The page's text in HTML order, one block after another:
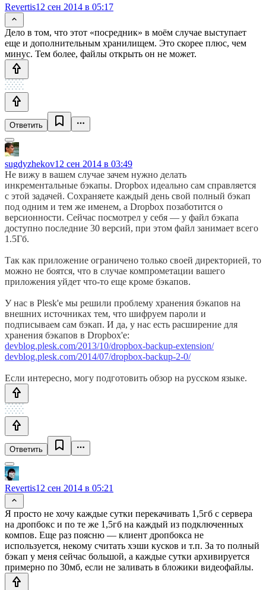
Revertis12 сен 2014 в 05:17
Дело в том, что этот «посредник» в моём случае выступает
еще и дополнительным хранилищем. Это скорее плюс, чем
минус. Тем более, файлы открыть он не может.
Ответить
sugdyzhekov12 сен 2014 в 03:49
Не вижу в вашем случае зачем нужно делать
инкрементальные бэкапы. Dropbox идеально сам справляется
с этой задачей. Сохраняете каждый день свой полный бэкап
под одним и тем же именем, а Dropbox позаботится о
версионности. Сейчас посмотрел у себя — у файл бэкапа
доступно последние 30 версий, при этом файл занимает всего
1.5Гб.
Так как приложение ограничено только своей директорией, то
можно не боятся, что в случае компрометации вашего
приложения уйдет что-то еще кроме бэкапов.
У нас в Plesk'e мы решили проблему хранения бэкапов на
внешних источниках тем, что шифруем пароли и
подписываем сам бэкап. И да, у нас есть расширение для
хранения бэкапов в Dropbox'e:
devblog.plesk.com/2013/10/dropbox-backup-extension/
devblog.plesk.com/2014/07/dropbox-backup-2-0/
Если интересно, могу подготовить обзор на русском языке.
Ответить
Revertis12 сен 2014 в 05:21
Я просто не хочу каждые сутки перекачивать 1,5гб с сервера
на дропбокс и по те же 1,5гб на каждый из подключенных
компов. Еще раз поясню — клиент дропбокса не
используется, некому считать хэши кусков и т.п. За то полный
бэкап у меня сейчас большой, а каждые сутки архивируется
примерно по 30мб, если не заливать в бложики видеофайлы.